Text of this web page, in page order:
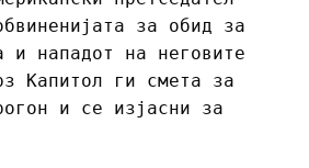
за обид за
и нападот на неговите
Капитол ги смета за
и се изјасни за